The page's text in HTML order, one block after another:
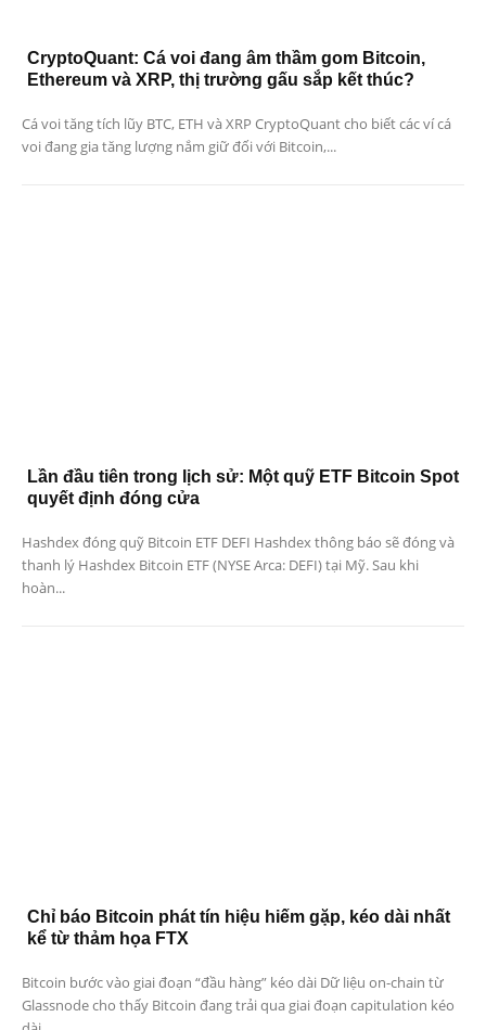
CryptoQuant: Cá voi đang âm thầm gom Bitcoin,
Ethereum và XRP, thị trường gấu sắp kết thúc?
Cá voi tăng tích lũy BTC, ETH và XRP CryptoQuant cho biết các ví cá
voi đang gia tăng lượng nắm giữ đối với Bitcoin,...
Lần đầu tiên trong lịch sử: Một quỹ ETF Bitcoin Spot
quyết định đóng cửa
Hashdex đóng quỹ Bitcoin ETF DEFI Hashdex thông báo sẽ đóng và
thanh lý Hashdex Bitcoin ETF (NYSE Arca: DEFI) tại Mỹ. Sau khi
hoàn...
Chỉ báo Bitcoin phát tín hiệu hiếm gặp, kéo dài nhất
kể từ thảm họa FTX
Bitcoin bước vào giai đoạn “đầu hàng” kéo dài Dữ liệu on-chain từ
Glassnode cho thấy Bitcoin đang trải qua giai đoạn capitulation kéo